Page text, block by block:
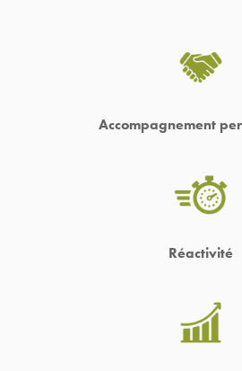
Accompagnement
Réactivité